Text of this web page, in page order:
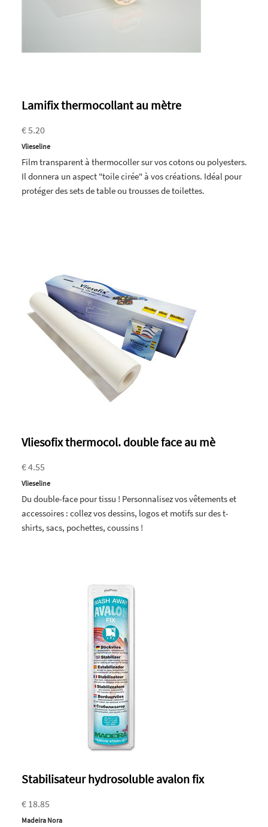
Lamifix thermocollant au mètre
€ 5.20
Vlieseline
Film transparent à thermocoller sur vos cotons ou polyesters.
Il donnera un aspect "toile cirée" à vos créations. Idéal pour
protéger des sets de table ou trousses de toilettes.
Vliesofix thermocol. double face au mè
€ 4.55
Vlieseline
Du double-face pour tissu ! Personnalisez vos vêtements et
accessoires : collez vos dessins, logos et motifs sur des t-
shirts, sacs, pochettes, coussins !
Stabilisateur hydrosoluble avalon fix
€ 18.85
Madeira Nora